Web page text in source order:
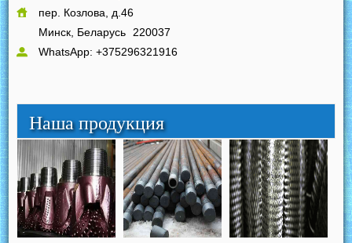
пер. Козлова, д.46
Минск, Беларусь
220037
WhatsApp: +375296321916
Наша продукция